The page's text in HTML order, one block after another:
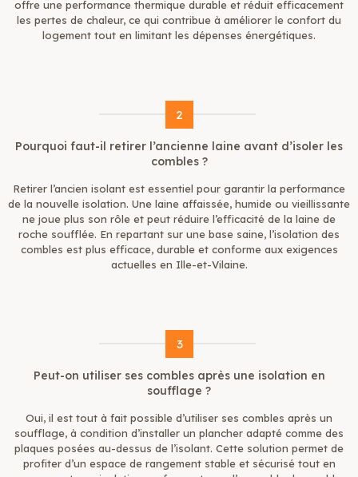
offre une performance thermique durable et réduit efficacement
les pertes de chaleur, ce qui contribue à améliorer le confort du
logement tout en limitant les dépenses énergétiques.
2
Pourquoi faut-il retirer l’ancienne laine avant d’isoler les
combles ?
Retirer l’ancien isolant est essentiel pour garantir la performance
de la nouvelle isolation. Une laine affaissée, humide ou vieillissante
ne joue plus son rôle et peut réduire l’efficacité de la laine de
roche soufflée. En repartant sur une base saine, l’isolation des
combles est plus efficace, durable et conforme aux exigences
actuelles en Ille-et-Vilaine.
3
Peut-on utiliser ses combles après une isolation en
soufflage ?
Oui, il est tout à fait possible d’utiliser ses combles après un
soufflage, à condition d’installer un plancher adapté comme des
plaques posées au-dessus de l’isolant. Cette solution permet de
profiter d’un espace de rangement stable et sécurisé tout en